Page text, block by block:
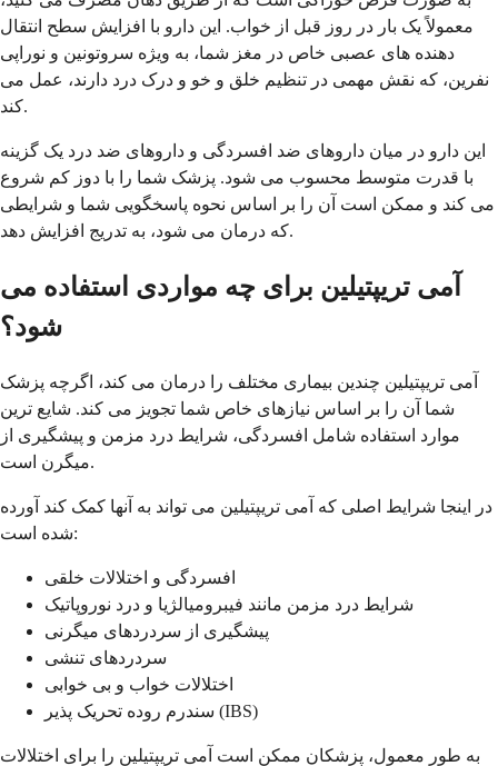
معمولاً یک بار در روز قبل از خواب. این دارو با افزایش سطح انتقال
دهنده های عصبی خاص در مغز شما، به ویژه سروتونین و نوراپی
نفرین، که نقش مهمی در تنظیم خلق و خو و درک درد دارند، عمل می
کند.
این دارو در میان داروهای ضد افسردگی و داروهای ضد درد یک گزینه
با قدرت متوسط ​​محسوب می شود. پزشک شما را با دوز کم شروع
می کند و ممکن است آن را بر اساس نحوه پاسخگویی شما و شرایطی
که درمان می شود، به تدریج افزایش دهد.
آمی تریپتیلین برای چه مواردی استفاده می
شود؟
آمی تریپتیلین چندین بیماری مختلف را درمان می کند، اگرچه پزشک
شما آن را بر اساس نیازهای خاص شما تجویز می کند. شایع ترین
موارد استفاده شامل افسردگی، شرایط درد مزمن و پیشگیری از
میگرن است.
در اینجا شرایط اصلی که آمی تریپتیلین می تواند به آنها کمک کند آورده
شده است:
افسردگی و اختلالات خلقی
شرایط درد مزمن مانند فیبرومیالژیا و درد نوروپاتیک
پیشگیری از سردردهای میگرنی
سردردهای تنشی
اختلالات خواب و بی خوابی
سندرم روده تحریک پذیر (IBS)
به طور معمول، پزشکان ممکن است آمی تریپتیلین را برای اختلالات